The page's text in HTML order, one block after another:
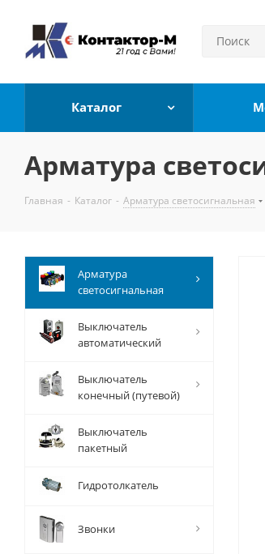
Каталог
Арматура
Главная - Каталог - Арматура светосигнальная
Арматура
светосигнальная
Выключатель
автоматический
Выключатель
конечный (путевой)
Выключатель
пакетный
Гидротолкатель
Звонки